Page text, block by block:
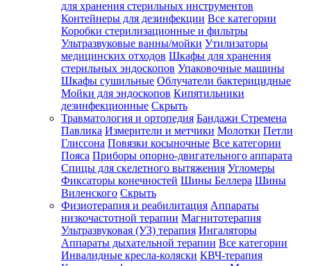
для хранения стерильных инструментов
Контейнеры для дезинфекции Все категории
Коробки стерилизационные и фильтры
Ультразвуковые ванны/мойки Утилизаторы
медицинских отходов Шкафы для хранения
стерильных эндоскопов Упаковочные машины
Шкафы сушильные Облучатели бактерицидные
Мойки для эндоскопов Кипятильники
дезинфекционные Скрыть
Травматология и ортопедия Бандажи Стремена
Павлика Измерители и метчики Молотки Петли
Глиссона Повязки косыночные Все категории
Пояса Приборы опорно-двигательного аппарата
Спицы для скелетного вытяжения Угломеры
Фиксаторы конечностей Шины Беллера Шины
Виленского Скрыть
Физиотерапия и реабилитация Аппараты
низкочастотной терапии Магнитотерапия
Ультразвуковая (УЗ) терапия Ингаляторы
Аппараты дыхательной терапии Все категории
Инвалидные кресла-коляски КВЧ-терапия